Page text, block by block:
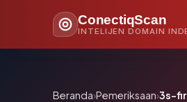
ConectiqScan
INTELIJEN DOMAIN
Beranda›Pemeriksaan›3s-